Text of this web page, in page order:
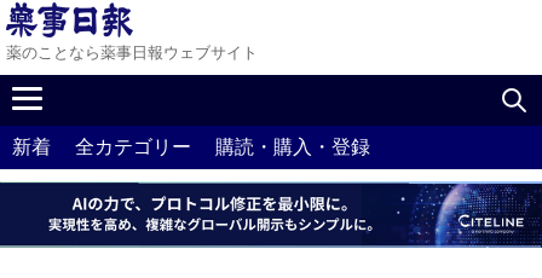
薬のことなら薬事日報ウェブサイト
新着 全カテゴリー 購読・購入・登録